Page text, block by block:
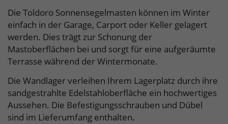
Die Toldoro Sonnensegelmasten können im Winter
einfach in der Garage, Carport oder Keller gelagert
werden. Dies trägt zur Schonung der
Mastoberflächen bei und sorgt für eine aufgeräumte
Terrasse während der Wintermonate.
Die Wandlager verleihen Ihrem Lagerplatz durch ihre
sandgestrahlte Edelstahloberfläche ein hochwertiges
Aussehen. Die Befestigungsschrauben und Dübel
sind im Lieferumfang enthalten.